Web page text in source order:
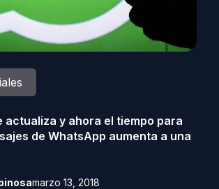
actualiza y ahora el tiempo para
de WhatsApp aumenta a una
marzo 13, 2018